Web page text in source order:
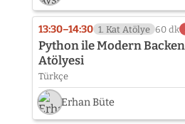
13:30–14:30 1. Kat Atölye 60 dk
Python ile Modern
Atölyesi
Türkçe
Erhan Büte